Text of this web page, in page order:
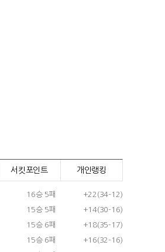
서킷포인트 개인랭킹
16승 5패 +22(34-12)
15승 5패 +14(30-16)
15승 6패 +18(35-17)
15승 6패 +16(32-16)